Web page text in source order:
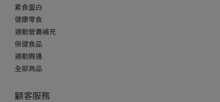
素食蛋白
健康零食
運動營養補充
保健食品
運動周邊
全部商品
顧客服務